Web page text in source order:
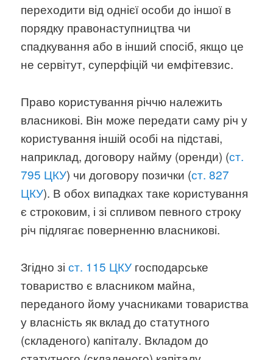
переходити від однієї особи до іншої в
порядку правонаступництва чи
спадкування або в інший спосіб, якщо це
не сервітут, суперфіцій чи емфітевзис.
Право користування річчю належить
власникові. Він може передати саму річ у
користування іншій особі на підставі,
наприклад, договору найму (оренди) (ст.
795 ЦКУ) чи договору позички (ст. 827
ЦКУ). В обох випадках таке користування
є строковим, і зі спливом певного строку
річ підлягає поверненню власникові.
Згідно зіст. 115 ЦКУ господарське
товариство є власником майна,
переданого йому учасниками товариства
у власність як вклад до статутного
(складеного) капіталу. Вкладом до